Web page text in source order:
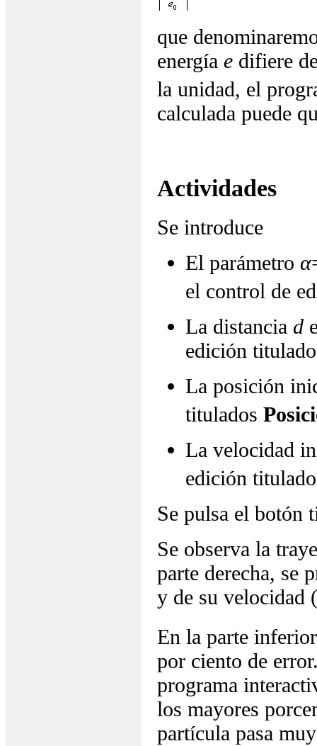
que
energía e difiere
la unidad, el
calculada puede
Actividades
Se introduce
El parámetro α
el control de
La distancia d
edición
La posición
titulados
La velocidad
edición
Se pulsa el botón
Se observa la
parte derecha, se
y de su velocidad (
En la parte
por ciento de
programa
los mayores
partícula pasa